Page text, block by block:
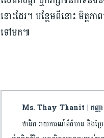
នោះ​ដែរ។ បន្ថែម​ពីនោះ មិត្តភា
ទៅមក៕
Ms. Thay Thanit | កញ្ញា
ថានិត រាយការណ៍ព័ត៌មាន និងប្